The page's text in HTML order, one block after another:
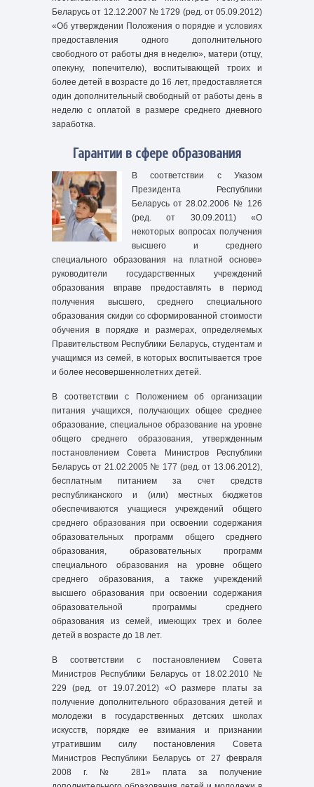
Беларусь от 12.12.2007 № 1729 (ред. от 05.09.2012)
«Об утверждении Положения о порядке и условиях
предоставления одного дополнительного
свободного от работы дня в неделю», матери (отцу,
опекуну, попечителю), воспитывающей троих и
более детей в возрасте до 16 лет, предоставляется
один дополнительный свободный от работы день в
неделю с оплатой в размере среднего дневного
заработка.
Гарантии в сфере образования
В соответствии с Указом
Президента Республики
Беларусь от 28.02.2006 № 126
(ред. от 30.09.2011) «О
некоторых вопросах получения
высшего и среднего
специального образования на платной основе»
руководители государственных учреждений
образования вправе предоставлять в период
получения высшего, среднего специального
образования скидки со сформированной стоимости
обучения в порядке и размерах, определяемых
Правительством Республики Беларусь, студентам и
учащимся из семей, в которых воспитывается трое
и более несовершеннолетних детей.
В соответствии с Положением об организации
питания учащихся, получающих общее среднее
образование, специальное образование на уровне
общего среднего образования, утвержденным
постановлением Совета Министров Республики
Беларусь от 21.02.2005 № 177 (ред. от 13.06.2012),
бесплатным питанием за счет средств
республиканского и (или) местных бюджетов
обеспечиваются учащиеся учреждений общего
среднего образования при освоении содержания
образовательных программ общего среднего
образования, образовательных программ
специального образования на уровне общего
среднего образования, а также учреждений
высшего образования при освоении содержания
образовательной программы среднего
образования из семей, имеющих трех и более
детей в возрасте до 18 лет.
В соответствии с постановлением Совета
Министров Республики Беларусь от 18.02.2010 №
229 (ред. от 19.07.2012) «О размере платы за
получение дополнительного образования детей и
молодежи в государственных детских школах
искусств, порядке ее взимания и признании
утратившим силу постановления Совета
Министров Республики Беларусь от 27 февраля
2008 г. № 281» плата за получение